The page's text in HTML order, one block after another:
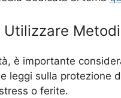
Utilizzare
è importante
leggi sulla protezione
o ferite.